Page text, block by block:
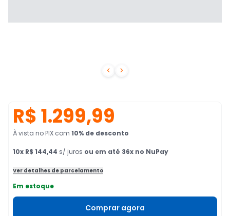
 
R$ 1.299,99
À vista no PIX com 10% de desconto
10x R$ 144,44 s/ juros ou em até 36x no NuPay
Ver detalhes de parcelamento
Em estoque
Comprar agora